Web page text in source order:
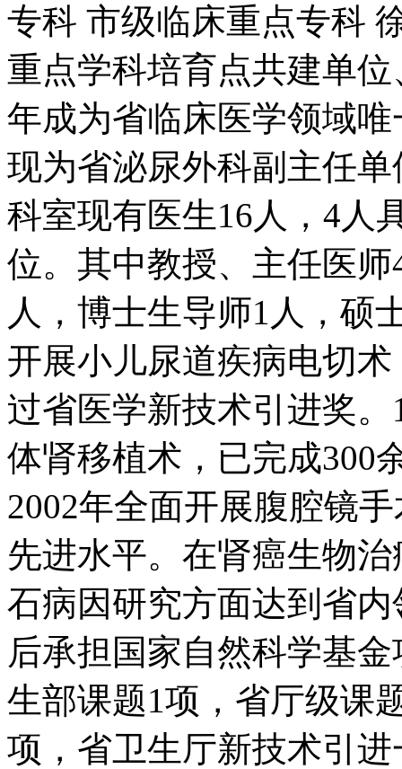
专科 市级临床重点专科
重点学科培育点共建单
年成为省临床医学领域
现为省泌尿外科副主任
科室现有医生16人，4人
位。其中教授、主任医
人，博士生导师1人，硕
开展小儿尿道疾病电切
过省医学新技术引进奖
体肾移植术，已完成300
2002年全面开展腹腔镜
先进水平。在肾癌生物
石病因研究方面达到省
后承担国家自然科学基
生部课题1项，省厅级课
项，省卫生厅新技术引